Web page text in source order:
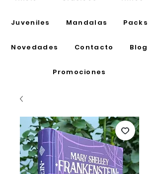
Juveniles Mandalas Packs
Novedades Contacto Blog
Promociones